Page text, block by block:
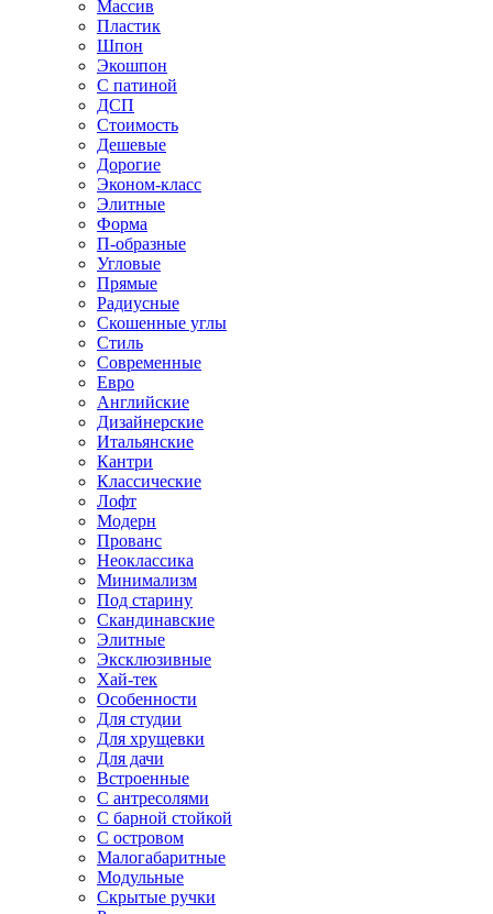
Массив
Пластик
Шпон
Экошпон
С патиной
ДСП
Стоимость
Дешевые
Дорогие
Эконом-класс
Элитные
Форма
П-образные
Угловые
Прямые
Радиусные
Скошенные углы
Стиль
Современные
Евро
Английские
Дизайнерские
Итальянские
Кантри
Классические
Лофт
Модерн
Прованс
Неоклассика
Минимализм
Под старину
Скандинавские
Элитные
Эксклюзивные
Хай-тек
Особенности
Для студии
Для хрущевки
Для дачи
Встроенные
С антресолями
С барной стойкой
С островом
Малогабаритные
Модульные
Скрытые ручки